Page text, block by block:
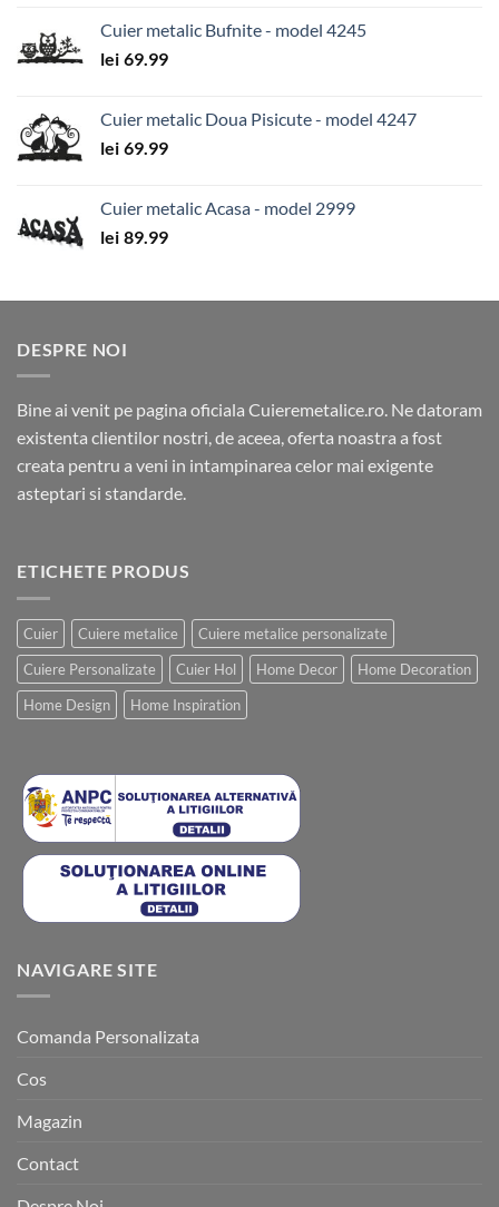
Cuier metalic Bufnite - model 4245
lei 69.99
Cuier metalic Doua Pisicute - model 4247
lei 69.99
Cuier metalic Acasa - model 2999
lei 89.99
DESPRE NOI
Bine ai venit pe pagina oficiala Cuieremetalice.ro. Ne datoram
existenta clientilor nostri, de aceea, oferta noastra a fost
creata pentru a veni in intampinarea celor mai exigente
asteptari si standarde.
ETICHETE PRODUS
Cuier Cuiere metalice
Cuiere metalice personalizate
Cuiere Personalizate
Cuier Hol Home Decor
Home Decoration
Home Design
Home Inspiration
NAVIGARE SITE
Comanda Personalizata
Cos
Magazin
Contact